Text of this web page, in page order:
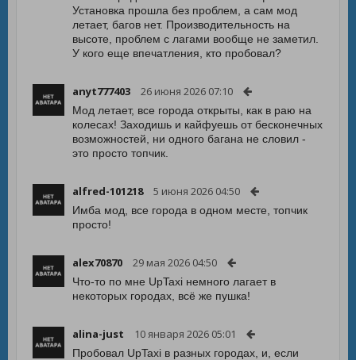
Установка прошла без проблем, а сам мод
летает, багов нет. Производительность на
высоте, проблем с лагами вообще не заметил.
У кого еще впечатления, кто пробовал?
anyt777403 26 июня 2026 07:10
Мод летает, все города открыты, как в раю на
колесах! Заходишь и кайфуешь от бесконечных
возможностей, ни одного багана не словил -
это просто топчик.
alfred-101218 5 июня 2026 04:50
Имба мод, все города в одном месте, топчик
просто!
alex70870 29 мая 2026 04:50
Что-то по мне UpTaxi немного лагает в
некоторых городах, всё же пушка!
alina-just 10 января 2026 05:01
Пробовал UpTaxi в разных городах, и, если